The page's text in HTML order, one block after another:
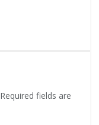
Required fields are